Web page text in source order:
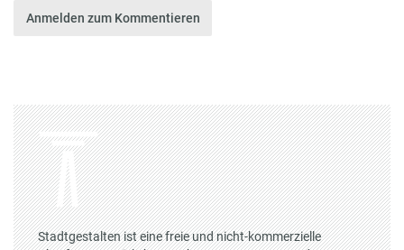
Anmelden zum Kommentieren
Stadtgestalten ist eine freie und nicht-kommerzielle